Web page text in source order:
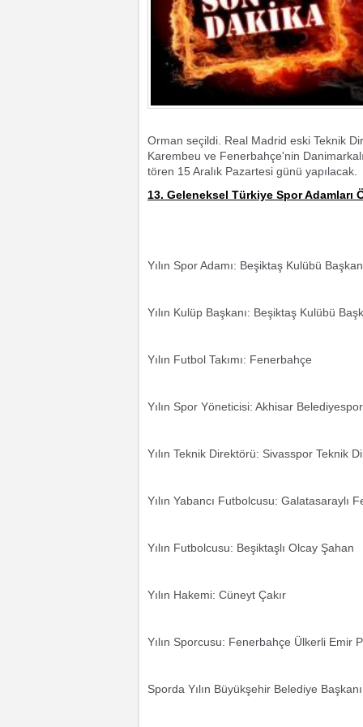
Orman seçildi. Real Madrid eski Teknik
Karembeu ve Fenerbahçe'nin
tören 15 Aralık Pazartesi günü yapılacak.
13. Geleneksel Türkiye Spor
Yılın Spor Adamı: Beşiktaş Kulübü
Yılın Kulüp Başkanı: Beşiktaş Kulübü
Yılın Futbol Takımı: Fenerbahçe
Yılın Spor Yöneticisi: Akhisar
Yılın Teknik Direktörü: Sivasspor Teknik
Yılın Yabancı Futbolcusu: Galatasaraylı
Yılın Futbolcusu: Beşiktaşlı Olcay Şahan
Yılın Hakemi: Cüneyt Çakır
Yılın Sporcusu: Fenerbahçe Ülkerli Emir
Sporda Yılın Büyükşehir Belediye